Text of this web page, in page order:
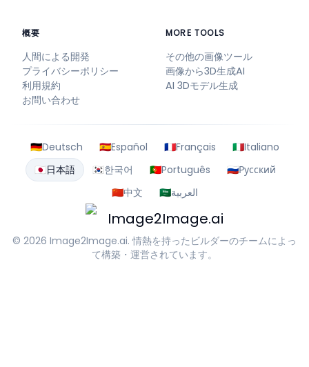
概要
人間による開発
プライバシーポリシー
利用規約
お問い合わせ
MORE TOOLS
その他の画像ツール
画像から3D生成AI
AI 3Dモデル生成
🇩🇪Deutsch 🇪🇸Español 🇫🇷Français 🇮🇹Italiano
🇯🇵日本語 🇰🇷한국어 🇵🇹Português 🇷🇺Русский
🇨🇳中文 🇸🇦العربية
Image2Image.ai
© 2026 Image2Image.ai. 情熱を持ったビルダーのチームによっ
て構築・運営されています。